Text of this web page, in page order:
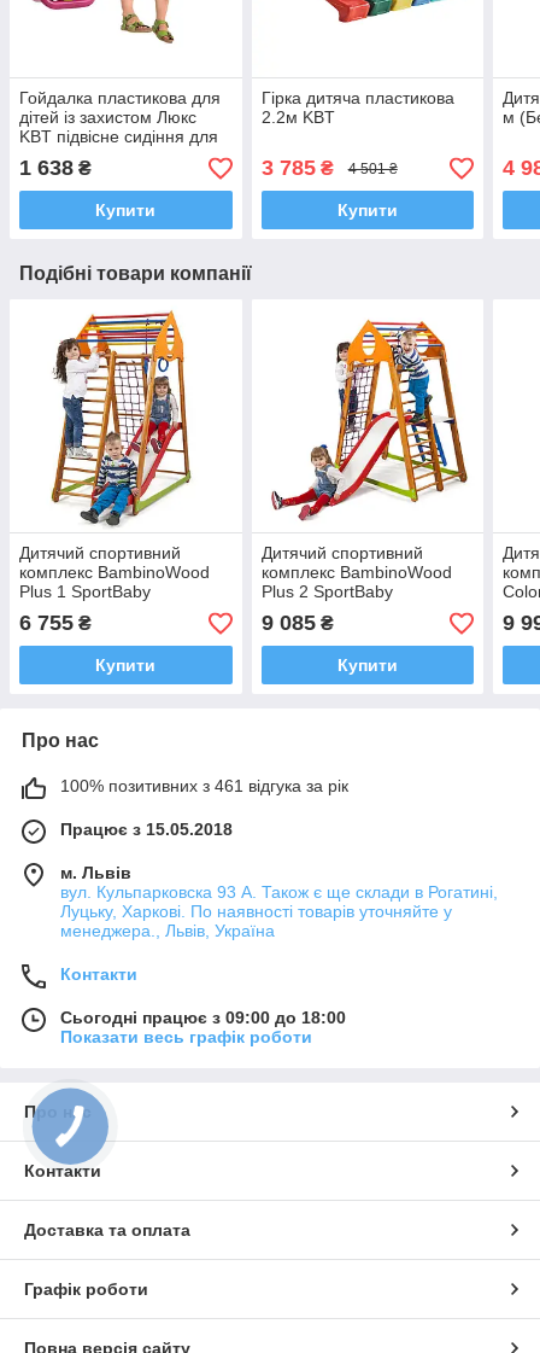
Гойдалка пластикова для
дітей із захистом Люкс
KBT підвісне сидіння для
дитячих майданчиків
1 638 ₴
Купити
Гірка дитяча пластикова
2.2м KBT
3 785₴ 4 501 ₴
Купити
м
4
Подібні товари компанії
Дитячий спортивний
комплекс BambinoWood
Plus 1 SportBaby
6 755 ₴
Купити
Дитячий спортивний
комплекс BambinoWood
Plus 2 SportBaby
9 085₴
Купити
9
Про нас
100% позитивних з 461 відгука за рік
Працює з 15.05.2018
м. Львів
вул. Кульпарковска 93 А. Також є ще склади в Рогатині,
Луцьку, Харкові. По наявності товарів уточняйте у
менеджера., Львів, Україна
Контакти
Сьогодні працює з 09:00 до 18:00
Показати весь графік роботи
Про нас
Контакти
Доставка та оплата
Графік роботи
Повна версія сайту